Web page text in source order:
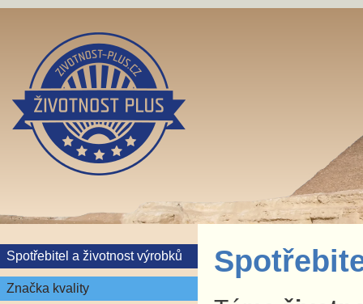
Spotřebitel a životnost výrobků
Značka kvality